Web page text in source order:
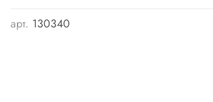
арт. 130340